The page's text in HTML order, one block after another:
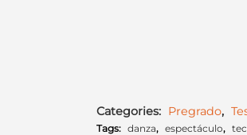
Categories: Pregrado,
Tags: danza, espectáculo,